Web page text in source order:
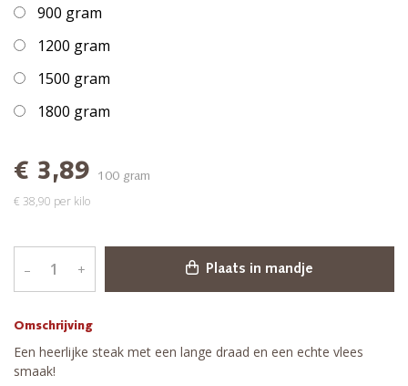
Omschrijving
Een heerlijke steak met een lange draad en een echte vlees
smaak!
900 gram
1200 gram
1500 gram
1800 gram
€ 3,89 100 gram
€ 38,90 per kilo
– + Plaats in mandje